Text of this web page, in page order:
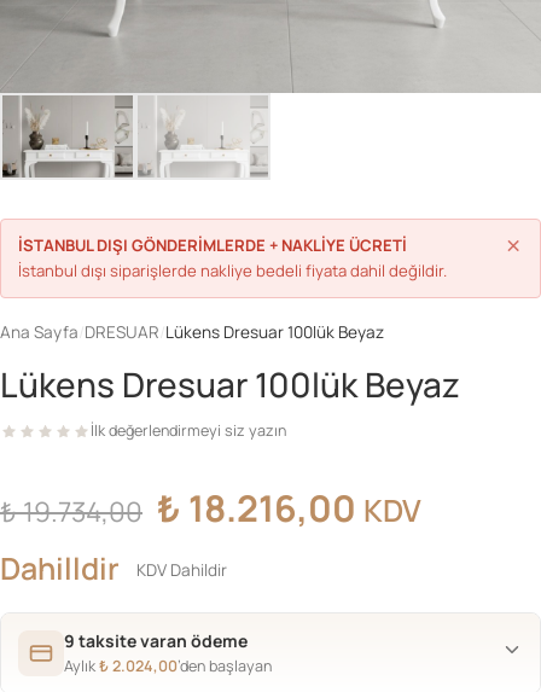
Parolanızı mı unuttunuz?
İSTANBUL DIŞI GÖNDERİMLERDE + NAKLİYE ÜCRETİ
İstanbul dışı siparişlerde nakliye bedeli fiyata dahil değildir.
×
Ana Sayfa DRESUAR Lükens Dresuar 100lük Beyaz
Lükens Dresuar 100lük Beyaz
İlk değerlendirmeyi siz yazın
₺19.734,00 Orijinal
fiyat:
₺ 19.734,00.
₺ 18.216,00 Şu
KDV
Dahilldir
KDV Dahildir
9 taksite varan ödeme
Aylık₺2.024,00’den başlayan